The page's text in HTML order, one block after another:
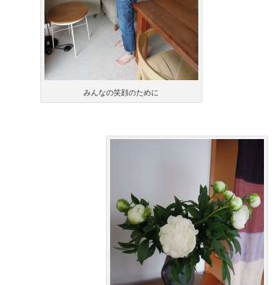
みんなの笑顔のために